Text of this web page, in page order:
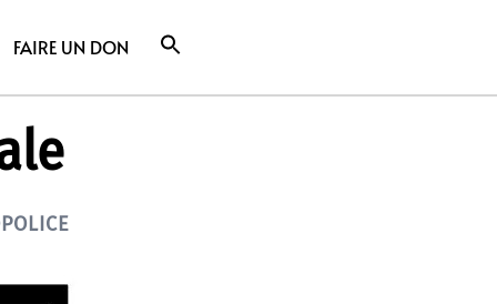
FAIRE UN DON